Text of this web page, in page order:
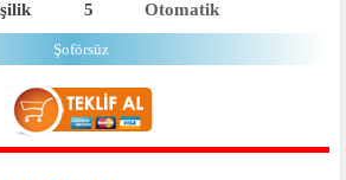
5 Otomatik
Şoförsüz